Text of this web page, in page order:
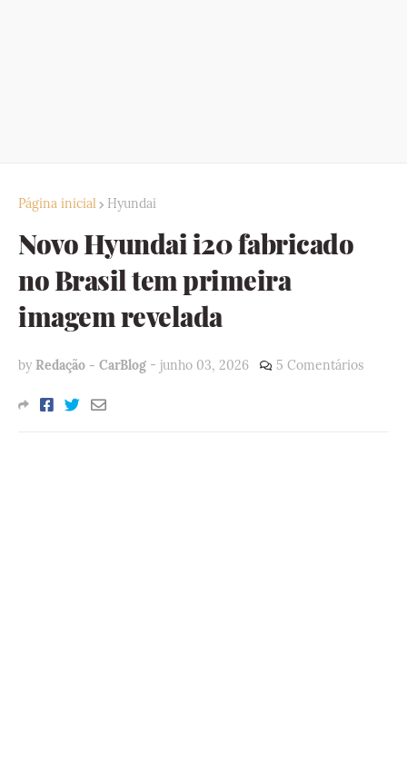
Página inicial Hyundai
Novo Hyundai i20 fabricado
no Brasil tem primeira
imagem revelada
by Redação - CarBlog - junho 03, 2026 5 Comentários